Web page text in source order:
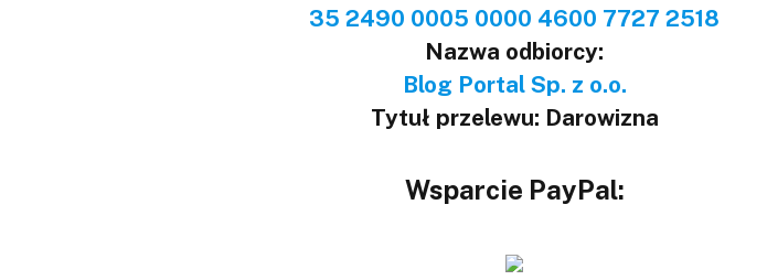
35 2490 0005 0000 4600 7727 2518
Nazwa odbiorcy:
Blog Portal Sp. z o.o.
Tytuł przelewu: Darowizna
Wsparcie PayPal: